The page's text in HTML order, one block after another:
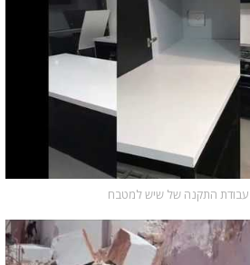
עבודת התקנה של שיש למטבח